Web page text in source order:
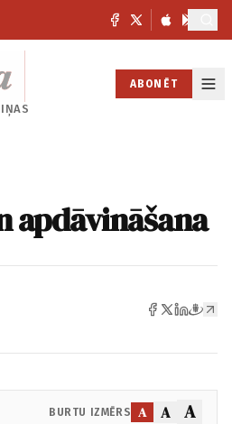
ABONĒT
apdāvināšana
BURTU IZMĒRS A A A